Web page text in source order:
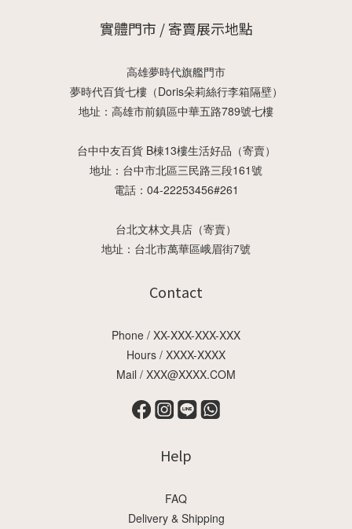
實體門市 / 寄賣展示地點
高雄夢時代旗艦門市
夢時代百貨七樓（Doris朵莉絲行李箱隔壁）
地址：高雄市前鎮區中華五路789號七樓
台中中友百貨 B棟13樓生活好品（寄賣）
地址：台中市北區三民路三段161號
電話：04-22253456#261
台北文林文具店（寄賣）
地址：台北市萬華區峨眉街7號
Contact
Phone / XX-XXX-XXX-XXX
Hours / XXXX-XXXX
Mail / XXX@XXXX.COM
Help
FAQ
Delivery & Shipping